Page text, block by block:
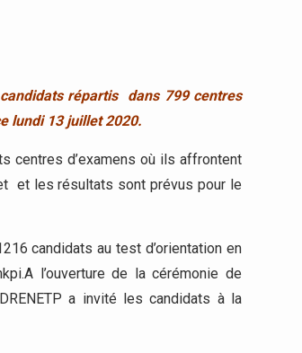
répartis dans 799 centres
lundi 13 juillet 2020.
centres d’examens où ils affrontent
et les résultats sont prévus pour le
candidats au test d’orientation en
l’ouverture de la cérémonie de
a invité les candidats à la